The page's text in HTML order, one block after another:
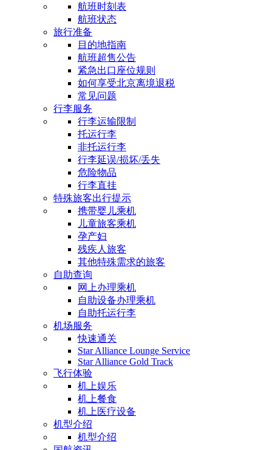
航班时刻表
航班状态
旅行准备
目的地指南
航班超售公告
紧急出口座位规则
如何享受北京离境退税
常见问题
行李服务
行李运输限制
托运行李
非托运行李
行李延误/损坏/丢失
危险物品
行李直挂
特殊旅客出行提示
携带婴儿乘机
儿童旅客乘机
孕产妇
残疾人旅客
其他特殊需求的旅客
自助查询
网上办理乘机
自助设备办理乘机
自助托运行李
机场服务
快速通关
Star Alliance Lounge Service
Star Alliance Gold Track
飞行体验
机上娱乐
机上餐食
机上医疗设备
机型介绍
机型介绍